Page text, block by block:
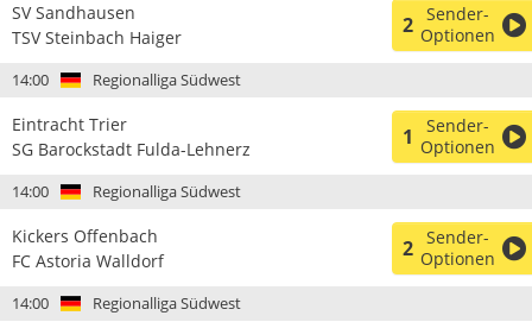
SV Sandhausen
TSV Steinbach Haiger
2 Sender-
Optionen
14:00 Regionalliga Südwest
Eintracht Trier
SG Barockstadt Fulda-Lehnerz
1
Sender-
Optionen
14:00 Regionalliga Südwest
Kickers Offenbach
FC Astoria Walldorf
2 Sender-
Optionen
14:00 Regionalliga Südwest